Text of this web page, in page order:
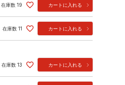
在庫数 19 カートに入れる
在庫数 11 カートに入れる
在庫数 13 カートに入れる